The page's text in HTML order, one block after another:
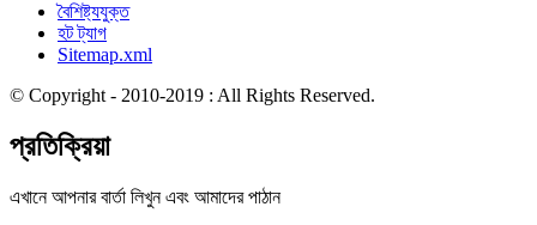
বৈশিষ্ট্যযুক্ত
হট ট্যাগ
Sitemap.xml
© Copyright - 2010-2019 : All Rights Reserved.
প্রতিক্রিয়া
এখানে আপনার বার্তা লিখুন এবং আমাদের পাঠান